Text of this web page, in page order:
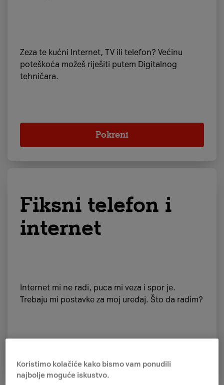
Zeza te kućni Internet, TV ili telefon? Većinu
poteškoća možeš riješiti putem Digitalnog
tehničara.
Pokreni
Fiksni telefon i
internet
Internet mi ne radi, puca mi veza i spor je.
Trebaju mi postavke za moj uređaj. Što da radim?
Koristimo kolačiće kako bismo vam ponudili
najbolje moguće iskustvo.